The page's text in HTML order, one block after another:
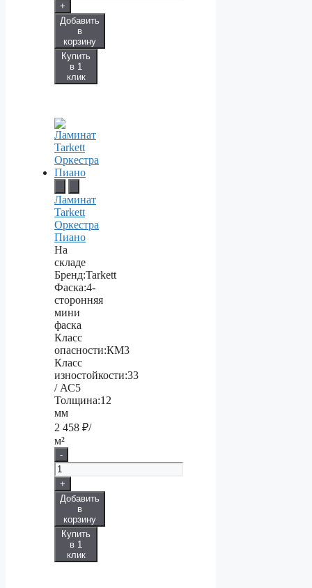
+
Добавить
в
корзину
Купить
в 1
клик
Ламинат
Tarkett
Оркестра
Пиано
На
складе
Бренд:Tarkett
Фаска:4-
сторонняя
мини
фаска
Класс
опасности:КМ3
Класс
изностойкости:33
/ АС5
Толщина:12
мм
2 458 ₽/
м²
-
+
Добавить
в
корзину
Купить
в 1
клик